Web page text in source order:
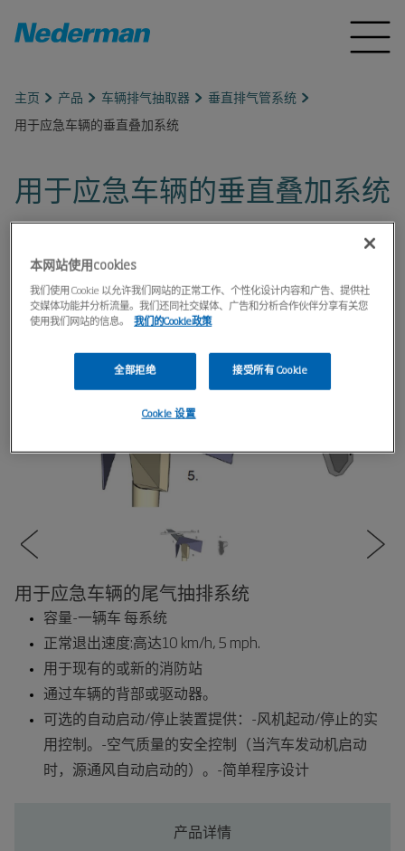
主页 产品 车辆排气抽取器
垂直排气管系统
用于应急车辆的垂直叠加系统
用于应急车辆的垂直叠加系统
用于应急车辆的尾气抽排系统
容量-一辆车 每系统
正常退出速度:高达10 km/h, 5 mph.
用于现有的或新的消防站
通过车辆的背部或驱动器。
可选的自动启动/停止装置提供：-风机起动/停止的实
用控制。-空气质量的安全控制（当汽车发动机启动
时，源通风自动启动的）。-简单程序设计
产品详情
本网站使用cookies
我们使用 Cookie 以允许我们网站的正常工作、个性化设计内容和广告、提供社
交媒体功能并分析流量。我们还同社交媒体、广告和分析合作伙伴分享有关您
使用我们网站的信息。
我们的Cookie政策
全部拒绝 接受所有 Cookie
Cookie 设置